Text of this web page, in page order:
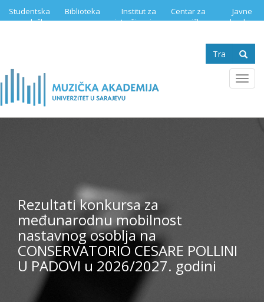
Studentska
služba
Biblioteka
Institut za
istraživanje
Centar za
muzičku
Javne
nabavke
Search
form
Rezultati konkursa za
međunarodnu mobilnost
nastavnog osoblja na
CONSERVATORIO CESARE POLLINI
U PADOVI u 2026/2027. godini